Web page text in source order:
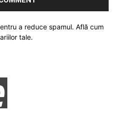
a reduce spamul. Află cum
tale.